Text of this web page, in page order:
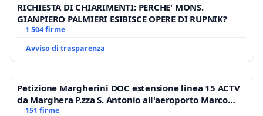
RICHIESTA DI CHIARIMENTI: PERCHE' MONS.
GIANPIERO PALMIERI ESIBISCE OPERE DI RUPNIK?
1 504 firme
Avviso di trasparenza
Petizione Margherini DOC estensione linea 15 ACTV
da Marghera P.zza S. Antonio all'aeroporto Marco
Polo tariffa a € 1,50
151 firme